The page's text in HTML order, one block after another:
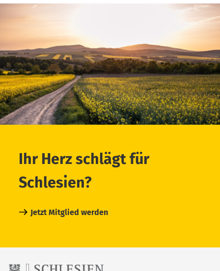
Ihr Herz schlägt für
Schlesien?
Jetzt Mitglied werden